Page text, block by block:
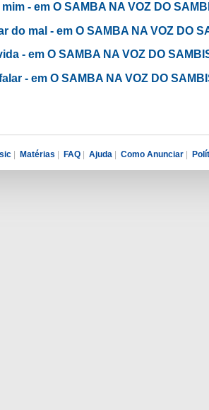
- em O SAMBA NA VOZ DO
do mal - em O SAMBA NA VOZ DO
- em O SAMBA NA VOZ DO
- em O SAMBA NA VOZ DO
| Matérias | FAQ | Ajuda | Como Anunciar |